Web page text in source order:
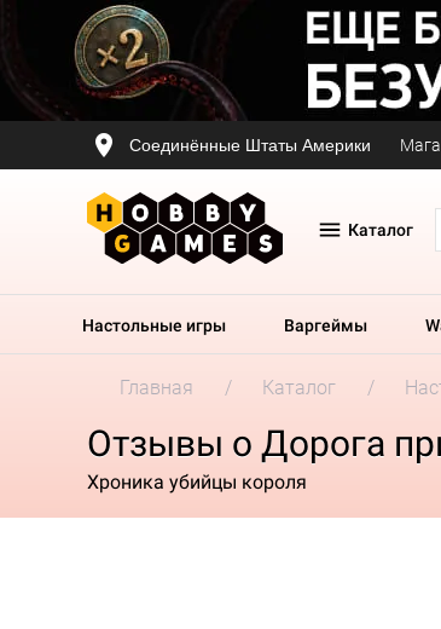
Соединённые Штаты Америки
Каталог
Настольные игры Варгеймы
Главная Каталог
Отзывы о Дорога
Хроника убийцы короля